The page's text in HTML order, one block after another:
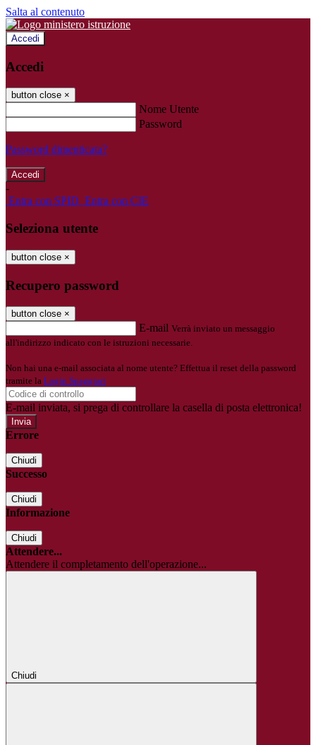
Salta al contenuto
Accedi
Accedi
button close ×
Nome Utente
Password
Password dimenticata?
-
Entra con SPID Entra con CIE
Seleziona utente
button close ×
Recupero password
button close ×
E-mail Verrà inviato un messaggio
all'indirizzo indicato con le istruzioni necessarie.
Non hai una e-mail associata al nome utente? Effettua il reset della password
tramite la Login Spaggiari
E-mail inviata, si prega di controllare la casella di posta elettronica!
Errore
Chiudi
Successo
Chiudi
Informazione
Chiudi
Attendere...
Attendere il completamento dell'operazione...
Chiudi